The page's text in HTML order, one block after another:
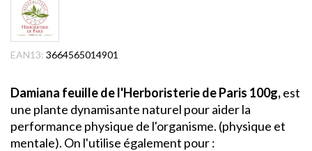
EAN13: 3664565014901
Damiana feuille de l'Herboristerie de Paris 100g,est
une plante dynamisante naturel pour aider la
performance physique de l'organisme. (physique et
mentale). On l'utilise également pour :